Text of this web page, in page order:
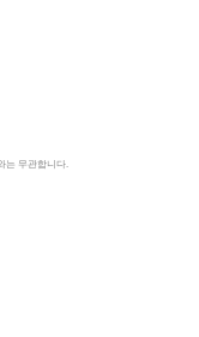
는 무관합니다.